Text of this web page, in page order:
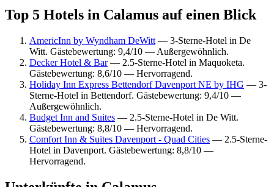
Top 5 Hotels in Calamus auf einen Blick
AmericInn by Wyndham DeWitt — 3-Sterne-Hotel in De
Witt. Gästebewertung: 9,4/10 — Außergewöhnlich.
Decker Hotel & Bar— 2.5-Sterne-Hotel in Maquoketa.
Gästebewertung: 8,6/10 — Hervorragend.
Holiday Inn Express Bettendorf Davenport NE by IHG — 3-
Sterne-Hotel in Bettendorf. Gästebewertung: 9,4/10 —
Außergewöhnlich.
Budget Inn and Suites — 2.5-Sterne-Hotel in De Witt.
Gästebewertung: 8,8/10 — Hervorragend.
Comfort Inn & Suites Davenport - Quad Cities — 2.5-Sterne-
Hotel in Davenport. Gästebewertung: 8,8/10 —
Hervorragend.